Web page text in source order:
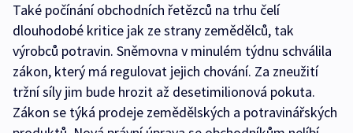
Také počínání obchodních řetězců na trhu čelí
dlouhodobé kritice jak ze strany zemědělců, tak
výrobců potravin. Sněmovna v minulém týdnu schválila
zákon, který má regulovat jejich chování. Za zneužití
tržní síly jim bude hrozit až desetimilionová pokuta.
Zákon se týká prodeje zemědělských a potravinářských